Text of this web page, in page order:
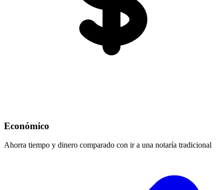
Económico
Ahorra tiempo y dinero comparado con ir a una notaría tradicional